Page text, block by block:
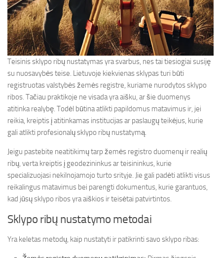
Teisinis sklypo ribų nustatymas yra svarbus, nes tai tiesiogiai susiję
su nuosavybės teise. Lietuvoje kiekvienas sklypas turi būti
registruotas valstybės žemės registre, kuriame nurodytos sklypo
ribos. Tačiau praktikoje ne visada yra aišku, ar šie duomenys
atitinka realybę. Todėl būtina atlikti papildomus matavimus ir, jei
reikia, kreiptis į atitinkamas institucijas ar paslaugų teikėjus, kurie
gali atlikti profesionalų sklypo ribų nustatymą.
Jeigu pastebite neatitikimų tarp žemės registro duomenų ir realių
ribų, verta kreiptis į geodezininkus ar teisininkus, kurie
specializuojasi nekilnojamojo turto srityje. Jie gali padėti atlikti visus
reikalingus matavimus bei parengti dokumentus, kurie garantuos,
kad jūsų sklypo ribos yra aiškios ir teisėtai patvirtintos.
Sklypo ribų nustatymo metodai
Yra keletas metodų, kaip nustatyti ir patikrinti savo sklypo ribas: